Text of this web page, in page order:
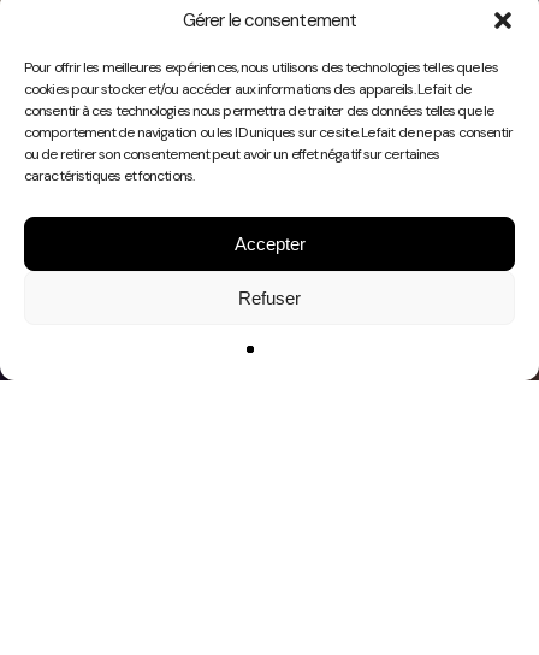
Gérer le consentement
Pour offrir les meilleures expériences, nous utilisons des technologies telles que les
cookies pour stocker et/ou accéder aux informations des appareils. Le fait de
consentir à ces technologies nous permettra de traiter des données telles que le
comportement de navigation ou les ID uniques sur ce site. Le fait de ne pas consentir
ou de retirer son consentement peut avoir un effet négatif sur certaines
caractéristiques et fonctions.
Accepter
Refuser
Play
Video